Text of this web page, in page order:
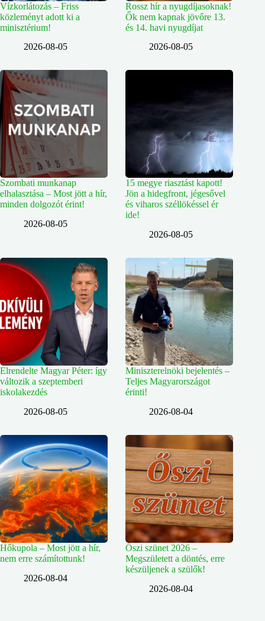
Vízkorlátozás – Friss
közleményt adott ki a
minisztérium!
2026-08-05
Rossz hír a nyugdíjasoknak!
Ők nem kapnak jövőre 13.
és 14. havi nyugdíjat
2026-08-05
Szombati munkanap
elhalasztása – Most jött a hír,
minden dolgozót érint!
2026-08-05
15 megye riasztást kapott!
Jön a hidegfront, jégesővel
és viharos széllökéssel ér
ide!
2026-08-05
Elrendelte Magyar Péter: így
változik a szeptemberi
iskolakezdés
2026-08-05
Miniszterelnöki bejelentés –
Teljes Magyarországot
érinti!
2026-08-04
Hőkupola – Most jött a hír,
nem erre számítottunk!
2026-08-04
Őszi szünet 2026 –
Megszületett a döntés, erre
készüljenek a szülők!
2026-08-04